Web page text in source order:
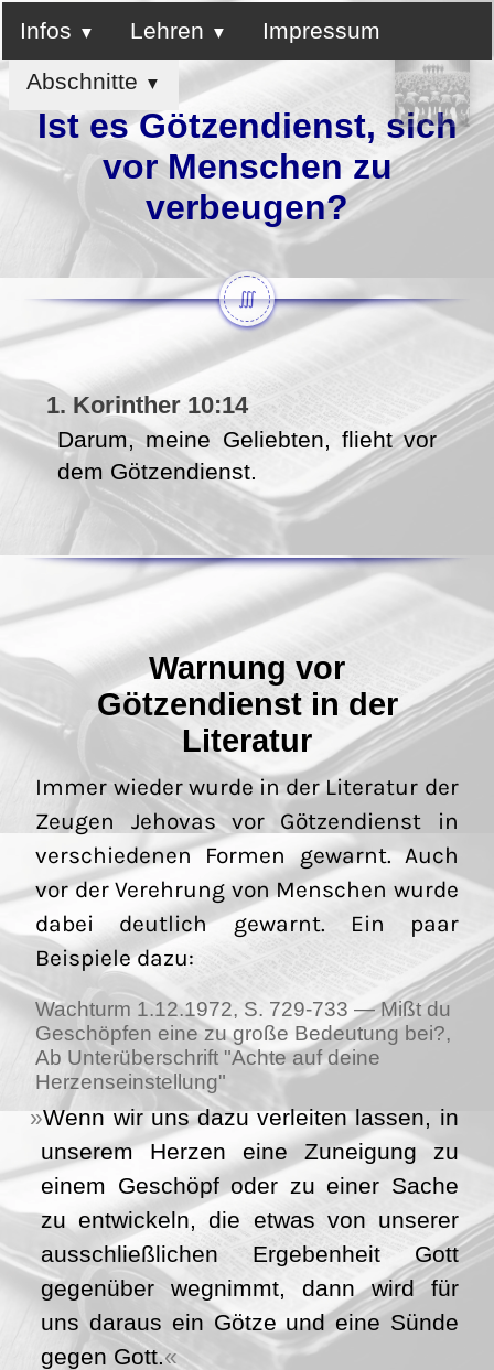
Infos Lehren Impressum
Ist es Götzendienst, sich
vor Menschen zu
verbeugen?
Abschnitte
∭
1. Korinther 10:14
Darum, meine Geliebten, flieht vor
dem Götzendienst.
Warnung vor
Götzendienst in der
Literatur
Immer wieder wurde in der Literatur der
Zeugen Jehovas vor Götzendienst in
verschiedenen Formen gewarnt. Auch
vor der Verehrung von Menschen wurde
dabei deutlich gewarnt. Ein paar
Beispiele dazu:
Wachturm 1.12.1972, S. 729-733 — Mißt du
Geschöpfen eine zu große Bedeutung bei?,
Ab Unterüberschrift "Achte auf deine
Herzenseinstellung"
Wenn wir uns dazu verleiten lassen, in
unserem Herzen eine Zuneigung zu
einem Geschöpf oder zu einer Sache
zu entwickeln, die etwas von unserer
ausschließlichen Ergebenheit Gott
gegenüber wegnimmt, dann wird für
uns daraus ein Götze und eine Sünde
gegen Gott.